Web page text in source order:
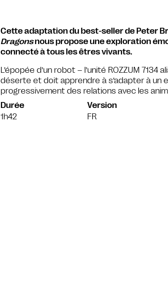
Cette adaptation du best-seller de Peter
Dragonsnous propose une exploration
connecté à tous les êtres vivants.
L’épopée d’un robot – l’unité ROZZUM
déserte et doit apprendre à s’adapter à un
progressivement des relations avec les
Durée
1h42
Version
FR